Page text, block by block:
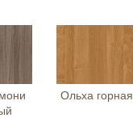
Ольха горная